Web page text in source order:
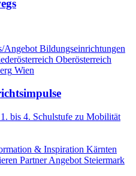
Angebot Bildungseinrichtungen
Oberösterreich
Wien
bis 4. Schulstufe zu Mobilität
& Inspiration Kärnten
Partner Angebot Steiermark